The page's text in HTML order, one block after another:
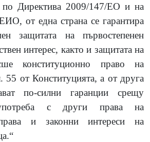
по Директива 2009/147/ЕО и на
от една страна се гарантира
защитата на първостепенен
интерес, както и защитата на
конституционно право на
55 от Конституцията, а от друга
по-силни гаранции срещу
с други права на
и законни интереси на